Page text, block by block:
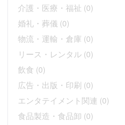
介護・医療・福祉 (0)
婚礼・葬儀 (0)
物流・運輸・倉庫 (0)
リース・レンタル (0)
飲食 (0)
広告・出版・印刷 (0)
エンタテイメント関連 (0)
食品製造・食品卸 (0)